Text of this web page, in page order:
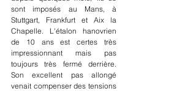
sont imposés au Mans, à
Stuttgart, Frankfurt et Aix la
Chapelle. L'étalon hanovrien
de 10 ans est certes très
impressionnant mais pas
toujours très fermé derrière.
Son excellent pas allongé
venait compenser des tensions